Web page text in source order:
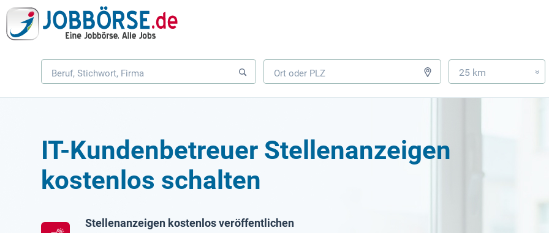
25 km »
IT-Kundenbetreuer Stellenanzeigen
kostenlos schalten
Stellenanzeigen kostenlos veröffentlichen